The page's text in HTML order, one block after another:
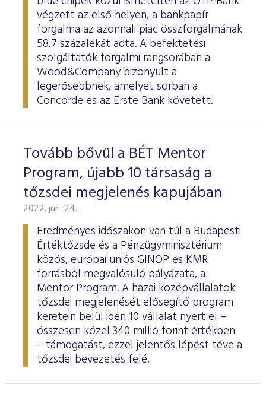
végzett az első helyen, a bankpapír
forgalma az azonnali piac összforgalmának
58,7 százalékát adta. A befektetési
szolgáltatók forgalmi rangsorában a
Wood&Company bizonyult a
legerősebbnek, amelyet sorban a
Concorde és az Erste Bank követett.
Tovább bővül a BÉT Mentor
Program, újabb 10 társaság a
tőzsdei megjelenés kapujában
2022. jún. 24.
Eredményes időszakon van túl a Budapesti
Értéktőzsde és a Pénzügyminisztérium
közös, európai uniós GINOP és KMR
forrásból megvalósuló pályázata, a
Mentor Program. A hazai középvállalatok
tőzsdei megjelenését elősegítő program
keretein belül idén 10 vállalat nyert el –
összesen közel 340 millió forint értékben
– támogatást, ezzel jelentős lépést téve a
tőzsdei bevezetés felé.